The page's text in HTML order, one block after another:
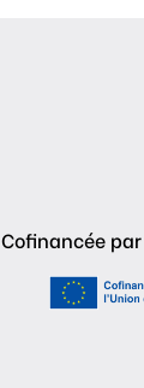
Cofinancée